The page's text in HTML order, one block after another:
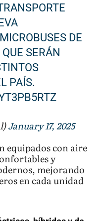
DE
SERÁN
PAÍS.
January 17, 2025
equipados con aire
y
mejorando
en cada unidad